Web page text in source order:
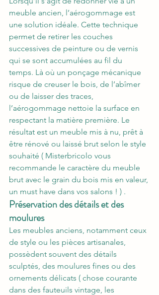
meuble ancien, l’aérogommage est
une solution idéale. Cette technique
permet de retirer les couches
successives de peinture ou de vernis
qui se sont accumulées au fil du
temps. Là où un ponçage mécanique
risque de creuser le bois, de l’abîmer
ou de laisser des traces,
l’aérogommage nettoie la surface en
respectant la matière première. Le
résultat est un meuble mis à nu, prêt à
être rénové ou laissé brut selon le style
souhaité ( Misterbricolo vous
recommande le caractère du meuble
brut avec le grain du bois mis en valeur,
un must have dans vos salons ! ) .
Préservation des détails et des
moulures
Les meubles anciens, notamment ceux
de style ou les pièces artisanales,
possèdent souvent des détails
sculptés, des moulures fines ou des
ornements délicats ( chose courante
dans des fauteuils vintage, les